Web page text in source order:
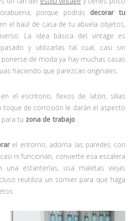
porque podrás decorar tu
el baúl de casa de tu abuela objetos,
La idea básica del vintage es
y utilizarlas tal cual, casi sin
de moda ya hay muchas casas
haciendo que parezcan originales.
en el escritorio, flexos de latón, sillas
toque de corrosión le darán el aspecto
tu zona de trabajo
el entorno, adorna las paredes con
ni funcionan, convierte esa escalera
una estanterías, usa maletas viejas
reutiliza un somier para que haga